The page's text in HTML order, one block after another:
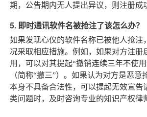
期，公告期内无人提出异议，则注册成
5. 即时通讯软件名被抢注了该怎么办？
如果发现心仪的软件名称已被他人抢注
况采取相应措施。例如，如果对方注册
用，可以对其提起“撤销连续三年不使
（简称“撤三”）。如果认为对方是恶意
本身不具备合法性，可以提起无效宣告
类问题时，及时咨询专业的知识产权律